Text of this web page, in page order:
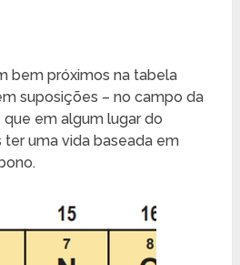
bem próximos na tabela
suposições – no campo da
em algum lugar do
uma vida baseada em